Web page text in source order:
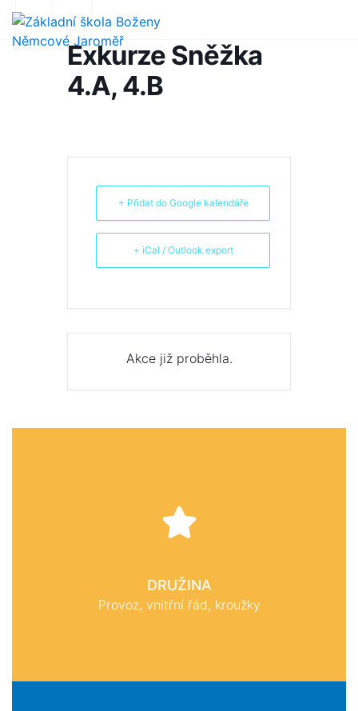
Exkurze Sněžka
4.A, 4.B
+ Přidat do Google kalendáře
+ iCal / Outlook export
Akce již proběhla.
DRUŽINA
Provoz, vnitřní řád, kroužky